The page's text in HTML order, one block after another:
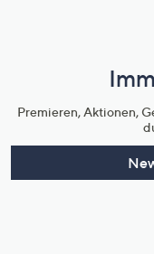
Premieren, Aktionen,